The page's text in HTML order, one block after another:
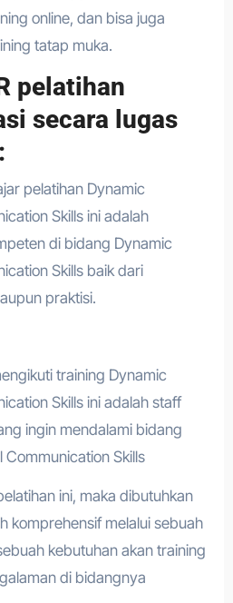
online, dan bisa juga
tatap muka.
pelatihan
secara lugas
pelatihan Dynamic
Skills ini adalah
di bidang Dynamic
Skills baik dari
praktisi.
training Dynamic
Skills ini adalah staff
ingin mendalami bidang
Skills
ini, maka dibutuhkan
komprehensif melalui sebuah
kebutuhan akan training
di bidangnya